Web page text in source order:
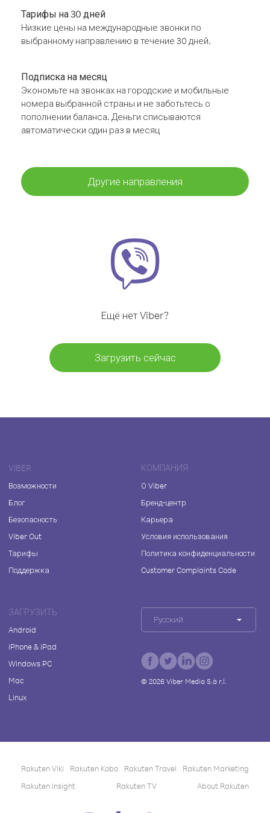
Тарифы на 30 дней
Низкие цены на международные звонки по
выбранному направлению в течение 30 дней.
Подписка на месяц
Экономьте на звонках на городские и мобильные
номера выбранной страны и не заботьтесь о
пополнении баланса. Деньги списываются
автоматически один раз в месяц
Другие направления
Ещё нет Viber?
Загрузить сейчас
VIBER
Возможности
Блог
Безопасность
Viber Out
Тарифы
Поддержка
КОМПАНИЯ
О Viber
Бренд-центр
Карьера
Условия использования
Политика конфиденциальности
Customer Complaints Code
ЗАГРУЗИТЬ
Android
iPhone & iPad
Windows PC
Mac
Linux
Русский
© 2026Viber Media S.à r.l.
Rakuten Viki Rakuten Kobo Rakuten Travel
Rakuten Marketing
Rakuten Insight
Rakuten TV About Rakuten